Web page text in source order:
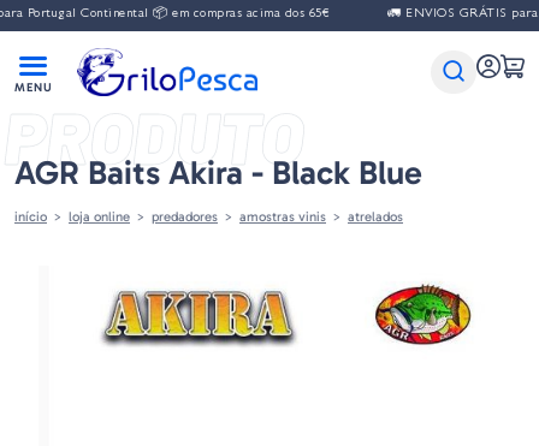
Portugal Continental 📦 em compras acima dos 65€ 🚛 ENVIOS GRÁTIS para
PRODUTO
AGR Baits Akira - Black Blue
início loja online predadores amostras vinis atrelados